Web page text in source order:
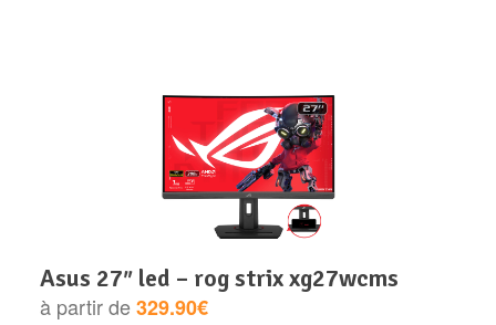
asus 27″ led – rog strix xg27wcms
à partir de329.90€